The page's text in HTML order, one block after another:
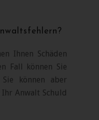
Ihnen Schäden
Fall können Sie
Sie können aber
Anwalt Schuld